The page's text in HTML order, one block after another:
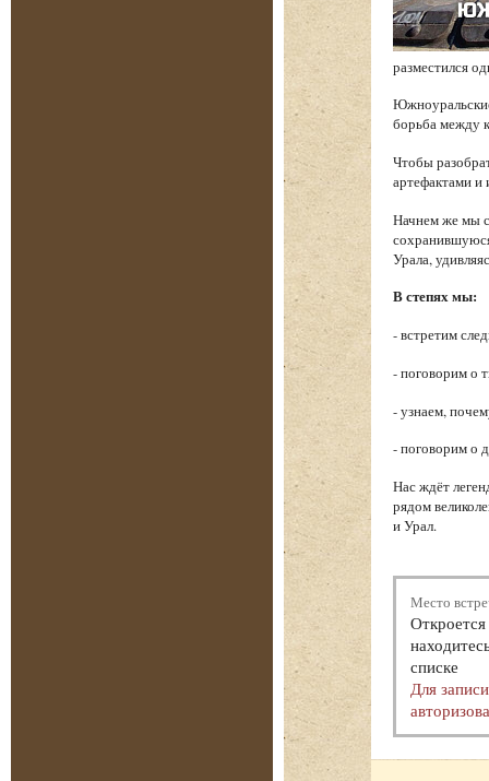
разместился
борьба между
Чтобы
артефактами и
Начнем же мы с
Урала,
В степях мы:
- встретим
- поговорим о
- узнаем,
- поговорим о
Нас ждёт
рядом
и Урал.
Место
списке
Для